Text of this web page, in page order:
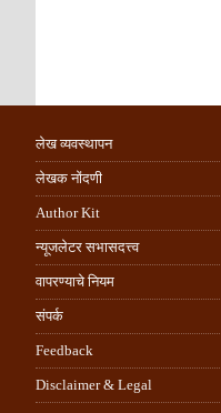
लेख व्यवस्थापन
लेखक नोंदणी
Author Kit
न्यूजलेटर सभासदत्त्व
वापरण्याचे नियम
संपर्क
Feedback
Disclaimer & Legal